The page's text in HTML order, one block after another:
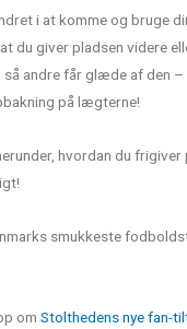
i at komme og bruge
du giver pladsen videre
så andre får glæde af den
på lægterne!
hvordan du
smukkeste
om Stolthedens nye fan-